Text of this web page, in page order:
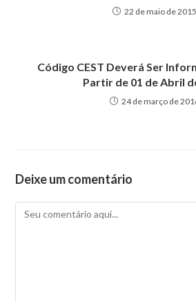
22 de maio de 2015
Código CEST Deverá Ser
Partir de 01 de Abril
24 de março de
Deixe um comentário